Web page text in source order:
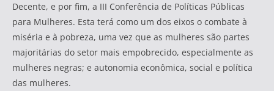
Decente, e por fim, a III Conferência de Políticas Públicas
para Mulheres. Esta terá como um dos eixos o combate à
miséria e à pobreza, uma vez que as mulheres são partes
majoritárias do setor mais empobrecido, especialmente as
mulheres negras; e autonomia econômica, social e política
das mulheres.